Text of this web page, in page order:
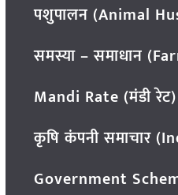
पशुपालन (Animal
समस्या – समाधान
Mandi Rate (मंडी रेट)
कृषि कंपनी समाचार
Government